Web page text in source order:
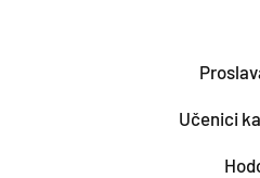
Učenici